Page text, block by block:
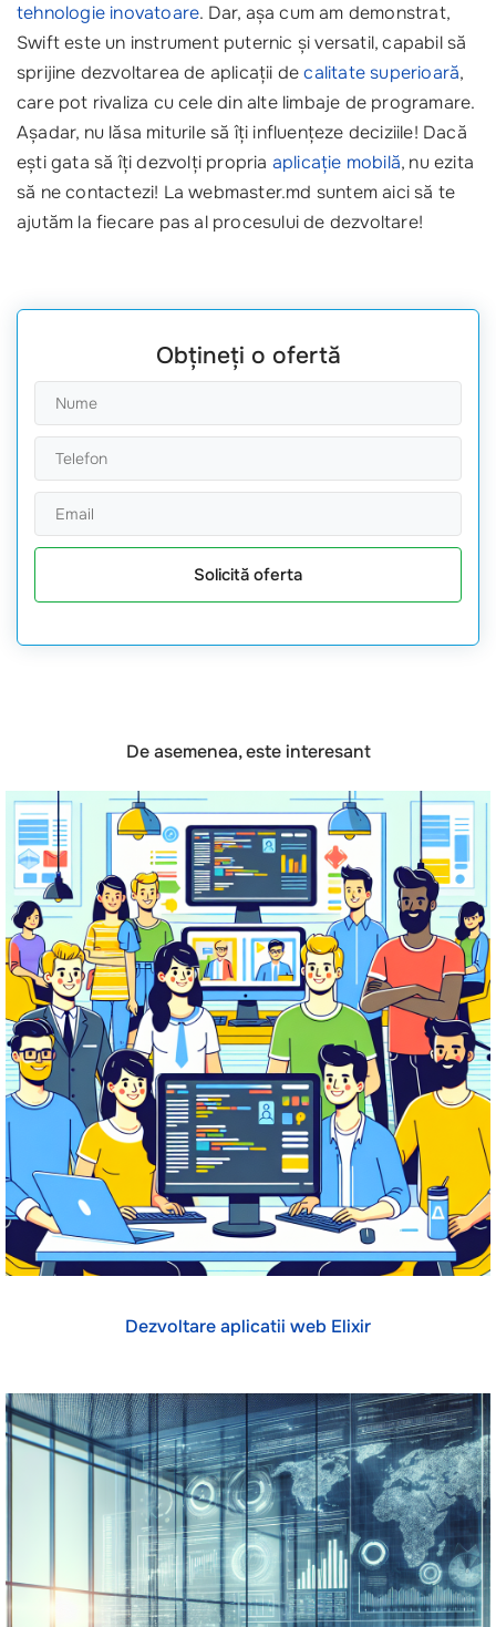
tehnologie inovatoare. Dar, așa cum am demonstrat,
Swift este un instrument puternic și versatil, capabil să
sprijine dezvoltarea de aplicații decalitate superioară,
care pot rivaliza cu cele din alte limbaje de programare.
Așadar, nu lăsa miturile să îți influențeze deciziile! Dacă
ești gata să îți dezvolți propria aplicație mobilă, nu ezita
să ne contactezi! La webmaster.md suntem aici să te
ajutăm la fiecare pas al procesului de dezvoltare!
Obțineți o ofertă
Solicită oferta
De asemenea, este interesant
Dezvoltare aplicatii web Elixir